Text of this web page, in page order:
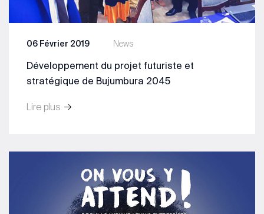
News
06 Février 2019
Développement du projet futuriste et
stratégique de Bujumbura 2045
Lire plus